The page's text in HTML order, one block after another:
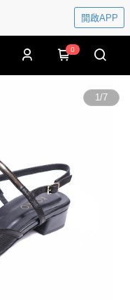
開啟APP
0
1/7